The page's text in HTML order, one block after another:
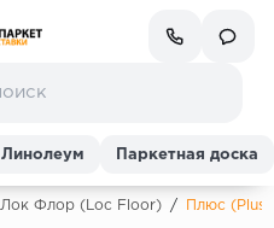
Линолеум Паркетная доска
Лок Флор (Loc Floor) / Плюс (Plus)